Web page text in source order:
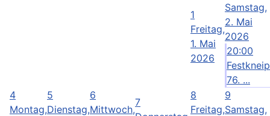
1
Freitag,
1. Mai
2026
Samstag,
2. Mai
2026
20:00
76. ...
4
Montag,
5
Dienstag,
6
Mittwoch,
7
8
Freitag,
9
Samstag,